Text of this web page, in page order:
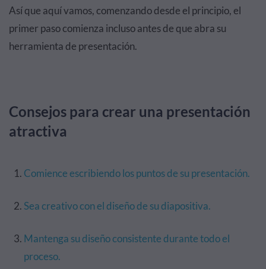
Así que aquí vamos, comenzando desde el principio, el
primer paso comienza incluso antes de que abra su
herramienta de presentación.
Consejos para crear una presentación
atractiva
Comience escribiendo los puntos de su presentación.
Sea creativo con el diseño de su diapositiva.
Mantenga su diseño consistente durante todo el
proceso.